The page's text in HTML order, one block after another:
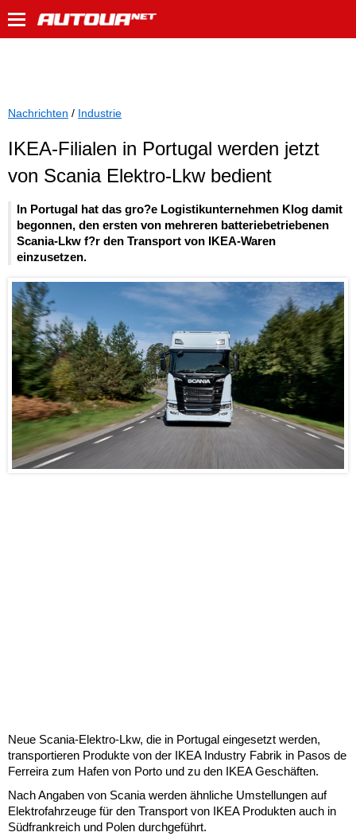
Nachrichten / Industrie
IKEA-Filialen in Portugal werden jetzt
von Scania Elektro-Lkw bedient
In Portugal hat das gro?e Logistikunternehmen Klog damit
begonnen, den ersten von mehreren batteriebetriebenen
Scania-Lkw f?r den Transport von IKEA-Waren
einzusetzen.
Neue Scania-Elektro-Lkw, die in Portugal eingesetzt werden,
transportieren Produkte von der IKEA Industry Fabrik in Pasos de
Ferreira zum Hafen von Porto und zu den IKEA Geschäften.
Nach Angaben von Scania werden ähnliche Umstellungen auf
Elektrofahrzeuge für den Transport von IKEA Produkten auch in
Südfrankreich und Polen durchgeführt.